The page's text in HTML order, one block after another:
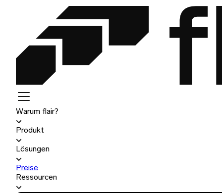
Warum flair?
Produkt
Lösungen
Preise
Ressourcen